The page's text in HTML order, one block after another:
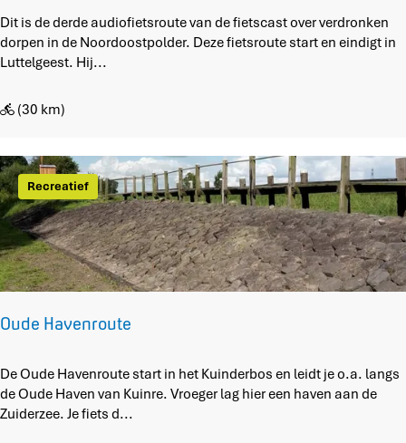
r
d
o
s
o
l
d
e
A
u
d
o
e
t
s
r
u
t
V
d
r
o
Dit is de derde audiofietsroute van de fietscast over verdronken
dorpen in de Noordoostpolder. Deze fietsroute start en eindigt in
Luttelgeest. Hij...
(30 km)
Oude Havenroute
O
u
d
Recreatief
De Oude Havenroute start in het Kuinderbos en leidt je o.a. langs
de Oude Haven van Kuinre. Vroeger lag hier een haven aan de
Zuiderzee. Je fiets d...